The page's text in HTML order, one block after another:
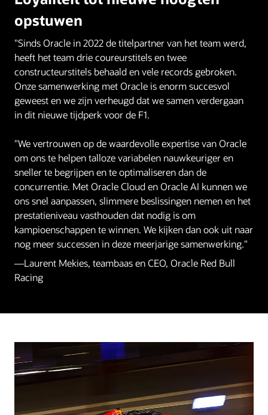
opstuwen
"Sinds Oracle in 2022 de titelpartner van het team werd,
heeft het team drie coureurstitels en twee
constructeurstitels behaald en vele records gebroken.
Onze samenwerking met Oracle is enorm succesvol
geweest en we zijn verheugd dat we samen verdergaan
in dit nieuwe tijdperk voor de F1.
"We vertrouwen op de waardevolle expertise van Oracle
om ons te helpen talloze variabelen nauwkeuriger en
sneller te begrijpen en te optimaliseren dan de
concurrentie. Met Oracle Cloud en Oracle AI kunnen we
ons snel aanpassen, slimmere beslissingen nemen en het
prestatieniveau vasthouden dat nodig is om
kampioenschappen te winnen. We kijken dan ook uit naar
nog meer successen in deze meerjarige samenwerking."
—Laurent Mekies, teambaas en CEO, Oracle Red Bull
Racing